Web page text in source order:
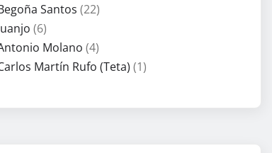
Santos (22)
(6)
Molano (4)
Martín Rufo (Teta) (1)